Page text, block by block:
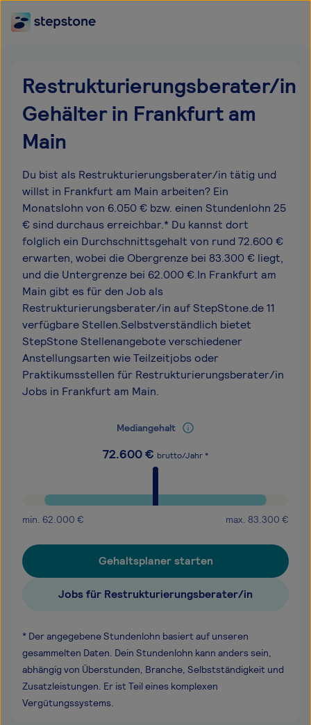
Restrukturierungsberater/in
Gehälter in Frankfurt am
Main
Du bist als Restrukturierungsberater/in tätig und
willst in Frankfurt am Main arbeiten? Ein
Monatslohn von 6.050 € bzw. einen Stundenlohn 25
€ sind durchaus erreichbar.* Du kannst dort
folglich ein Durchschnittsgehalt von rund 72.600 €
erwarten, wobei die Obergrenze bei 83.300 € liegt,
und die Untergrenze bei 62.000 €.In Frankfurt am
Main gibt es für den Job als
Restrukturierungsberater/in auf StepStone.de 11
verfügbare Stellen.Selbstverständlich bietet
StepStone Stellenangebote verschiedener
Anstellungsarten wie Teilzeitjobs oder
Praktikumsstellen für Restrukturierungsberater/in
Jobs in Frankfurt am Main.
Mediangehalt
72.600€ brutto/Jahr *
min. 62.000 € max. 83.300 €
Gehaltsplaner starten
Jobs für Restrukturierungsberater/in
* Der angegebene Stundenlohn basiert auf unseren
gesammelten Daten. Dein Stundenlohn kann anders sein,
abhängig von Überstunden, Branche, Selbstständigkeit und
Zusatzleistungen. Er ist Teil eines komplexen
Vergütungssystems.